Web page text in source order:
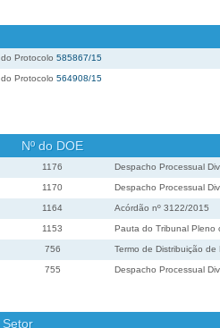
do Protocolo 585867/15
do Protocolo 564908/15
Nº do DOE
1176 Despacho Processual
1170 Despacho Processual
1164 Acórdão nº 3122/2015
1153 Pauta do Tribunal Pleno
756 Termo de Distribuição
755 Despacho Processual
Setor